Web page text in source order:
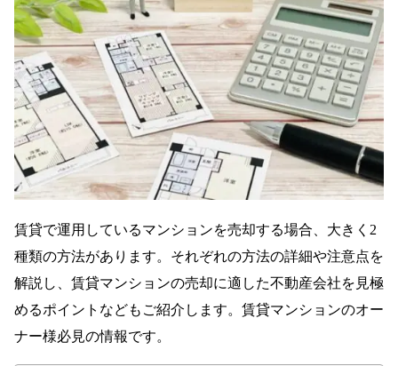
賃貸で運用しているマンションを売却する場合、大きく2
種類の方法があります。それぞれの方法の詳細や注意点を
解説し、賃貸マンションの売却に適した不動産会社を見極
めるポイントなどもご紹介します。賃貸マンションのオー
ナー様必見の情報です。